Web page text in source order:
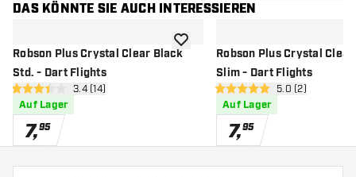
DAS KÖNNTE SIE AUCH INTERESSIEREN
Robson Plus Crystal Clear Black
Std. - Dart Flights
Bewertungsbereich öffnen
3.4 Bewertungssterne
3.4 (14)
Auf Lager
7,95
Zur Wunschliste hinzufügen
Robson Plus Crystal
Slim - Dart Flights
5 Bewertungssterne
5.0 (2)
Auf Lager
7,95